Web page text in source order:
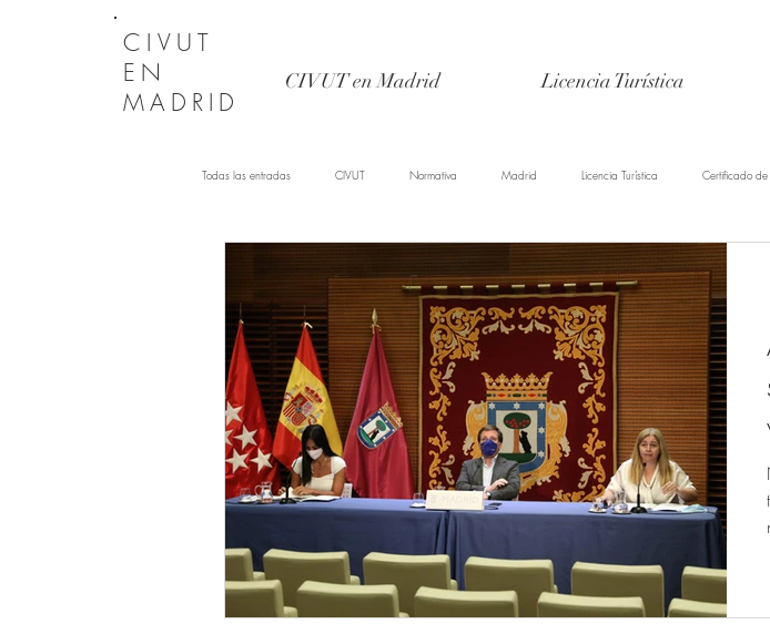
CIVUT
EN
MADRID
CIVUT en Madrid Licencia Turística
Todas las entradas CIVUT Normativa Madrid Licencia Turística Certificado